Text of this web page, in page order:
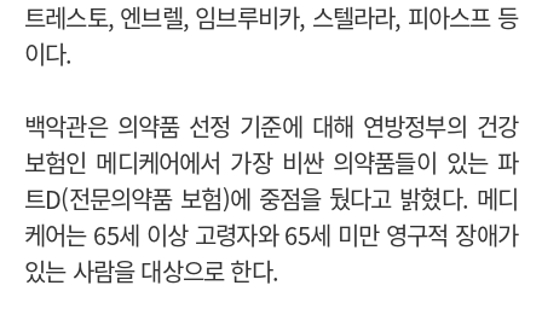
트레스토, 엔브렐, 임브루비카, 스텔라라, 피아스프 등
이다.
백악관은 의약품 선정 기준에 대해 연방정부의 건강
보험인 메디케어에서 가장 비싼 의약품들이 있는 파
트D(전문의약품 보험)에 중점을 뒀다고 밝혔다. 메디
케어는 65세 이상 고령자와 65세 미만 영구적 장애가
있는 사람을 대상으로 한다.